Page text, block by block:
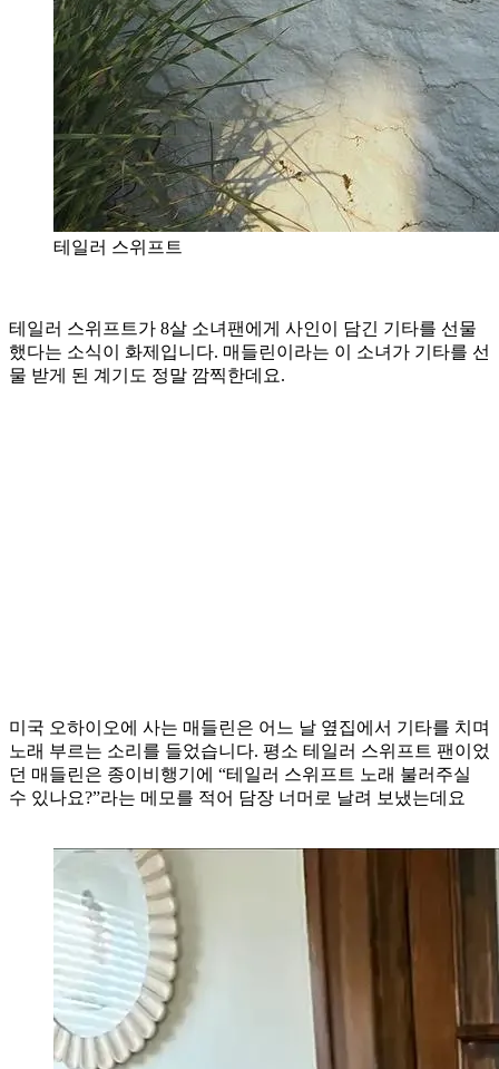
테일러 스위프트
테일러 스위프트가 8살 소녀팬에게 사인이 담긴 기타를 선물
했다는 소식이 화제입니다. 매들린이라는 이 소녀가 기타를 선
물 받게 된 계기도 정말 깜찍한데요.
미국 오하이오에 사는 매들린은 어느 날 옆집에서 기타를 치며
노래 부르는 소리를 들었습니다. 평소 테일러 스위프트 팬이었
던 매들린은 종이비행기에 “테일러 스위프트 노래 불러주실
수 있나요?”라는 메모를 적어 담장 너머로 날려 보냈는데요